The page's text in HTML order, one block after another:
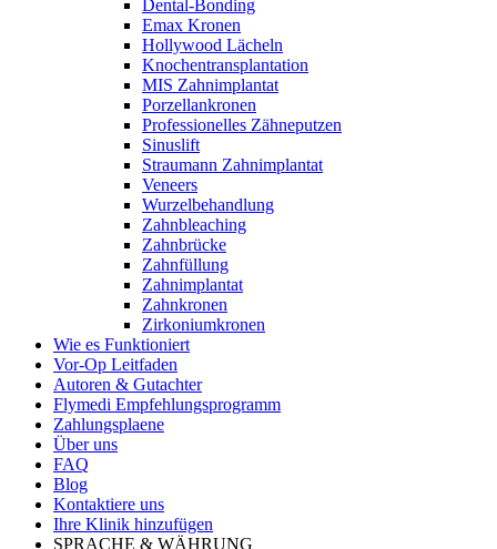
Dental-Bonding
Emax Kronen
Hollywood Lächeln
Knochentransplantation
MIS Zahnimplantat
Porzellankronen
Professionelles Zähneputzen
Sinuslift
Straumann Zahnimplantat
Veneers
Wurzelbehandlung
Zahnbleaching
Zahnbrücke
Zahnfüllung
Zahnimplantat
Zahnkronen
Zirkoniumkronen
Wie es Funktioniert
Vor-Op Leitfaden
Autoren & Gutachter
Flymedi Empfehlungsprogramm
Zahlungsplaene
Über uns
FAQ
Blog
Kontaktiere uns
Ihre Klinik hinzufügen
SPRACHE & WÄHRUNG